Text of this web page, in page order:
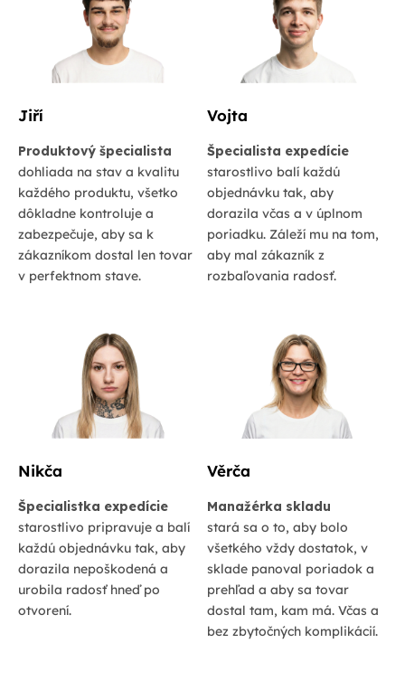
Jiří
Produktový špecialista
dohliada na stav a kvalitu
každého produktu, všetko
dôkladne kontroluje a
zabezpečuje, aby sa k
zákazníkom dostal len tovar
v perfektnom stave.
Vojta
Špecialista expedície
starostlivo balí každú
objednávku tak, aby
dorazila včas a v úplnom
poriadku. Záleží mu na tom,
aby mal zákazník z
rozbaľovania radosť.
Nikča
Špecialistka expedície
starostlivo pripravuje a balí
každú objednávku tak, aby
dorazila nepoškodená a
urobila radosť hneď po
otvorení.
Věrča
Manažérka skladu
stará sa o to, aby bolo
všetkého vždy dostatok, v
sklade panoval poriadok a
prehľad a aby sa tovar
dostal tam, kam má. Včas a
bez zbytočných komplikácií.